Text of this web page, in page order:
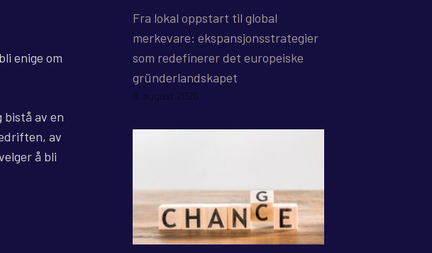
enige om
bistå av en
av
å bli
Fra lokal oppstart til global
merkevare: ekspansjonsstrategier
som redefinerer det europeiske
gründerlandskapet
8. august 2026